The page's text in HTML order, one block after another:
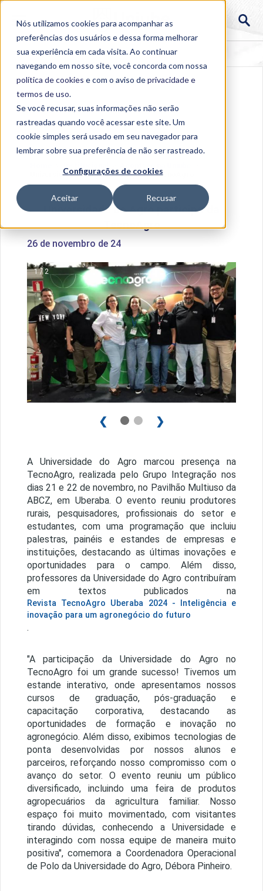
Nós utilizamos cookies para acompanhar as
preferências dos usuários e dessa forma melhorar
sua experiência em cada visita. Ao continuar
navegando em nosso site, você concorda com nossa
política de cookies e com o aviso deprivacidade e
termos de uso.
Se você recusar, suas informações não serão
rastreadas quando você acessar este site. Um
cookie simples será usado em seu navegador para
lembrar sobre sua preferência de não ser rastreado.
Configurações de cookies
Aceitar Recusar
Universidade do Agro participa da TecnoAgro
Universidade do Agro participa da
TecnoAgro
26 de novembro de 24
1 / 2
❮ ❯
A Universidade do Agro marcou presença na
TecnoAgro, realizada pelo Grupo Integração nos
dias 21 e 22 de novembro, no Pavilhão Multiuso da
ABCZ, em Uberaba. O evento reuniu produtores
rurais, pesquisadores, profissionais do setor e
estudantes, com uma programação que incluiu
palestras, painéis e estandes de empresas e
instituições, destacando as últimas inovações e
oportunidades para o campo. Além disso,
professores da Universidade do Agro contribuíram
em textos publicados na
Revista TecnoAgro Uberaba 2024 - Inteligência e
inovação para um agronegócio do futuro
.
"A participação da Universidade do Agro no
TecnoAgro foi um grande sucesso! Tivemos um
estande interativo, onde apresentamos nossos
cursos de graduação, pós-graduação e
capacitação corporativa, destacando as
oportunidades de formação e inovação no
agronegócio. Além disso, exibimos tecnologias de
ponta desenvolvidas por nossos alunos e
parceiros, reforçando nosso compromisso com o
avanço do setor. O evento reuniu um público
diversificado, incluindo uma feira de produtos
agropecuários da agricultura familiar. Nosso
espaço foi muito movimentado, com visitantes
tirando dúvidas, conhecendo a Universidade e
interagindo com nossa equipe de maneira muito
positiva", comemora a Coordenadora Operacional
de Polo da Universidade do Agro, Débora Pinheiro.